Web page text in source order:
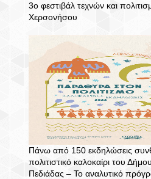
3ο φεστιβάλ τεχνών και
Χερσονήσου
Πάνω από 150 εκδηλώσεις
πολιτιστικό καλοκαίρι του
Πεδιάδας – To αναλυτικό